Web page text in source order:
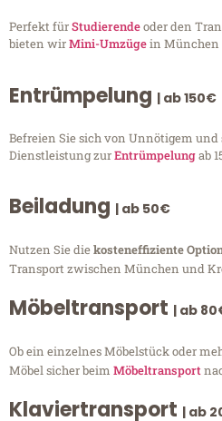
Perfekt fürStudierendeoder den
bieten wirMini-Umzügein München
Entrümpelung | ab 150€
Befreien Sie sich von Unnötigem und
Dienstleistung zurEntrümpelungab
Beiladung | ab 50€
Nutzen Sie diekosteneffiziente
Transport zwischen München und
Möbeltransport | ab
Ob ein einzelnes Möbelstück oder
Möbel sicher beim Möbeltransport
Klaviertransport | ab